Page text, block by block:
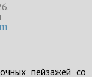
пейзажей со